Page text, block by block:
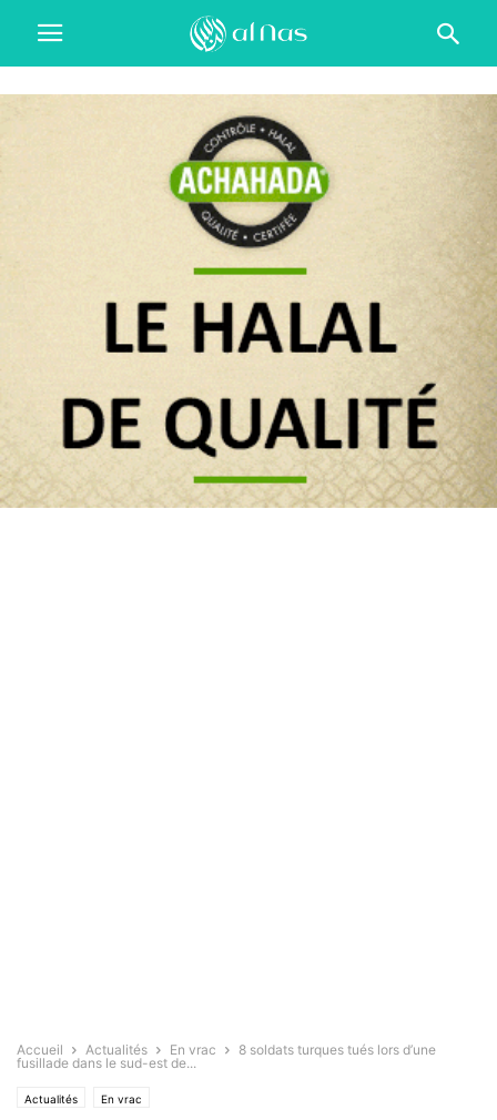
Accueil Actualités En vrac
8 soldats turques tués lors d’une
fusillade dans le sud-est de...
Actualités En vrac